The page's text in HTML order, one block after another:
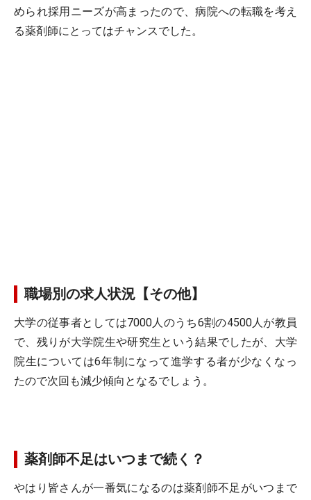
められ採用ニーズが高まったので、病院への転職を考え
る薬剤師にとってはチャンスでした。
職場別の求人状況【その他】
大学の従事者としては7000人のうち6割の4500人が教員
で、残りが大学院生や研究生という結果でしたが、大学
院生については6年制になって進学する者が少なくなっ
たので次回も減少傾向となるでしょう。
薬剤師不足はいつまで続く？
やはり皆さんが一番気になるのは薬剤師不足がいつまで